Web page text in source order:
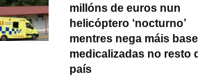
millóns de euros nun
helicóptero ‘nocturno’
mentres nega máis
medicalizadas no resto
país